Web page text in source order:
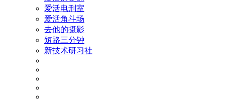
爱活电刑室
爱活角斗场
去他的摄影
短路三分钟
新技术研习社